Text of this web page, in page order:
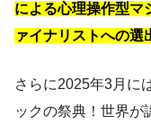
による心理操作型マ
ァイナリストへの選
さらに2025年3月に
ックの祭典！世界が